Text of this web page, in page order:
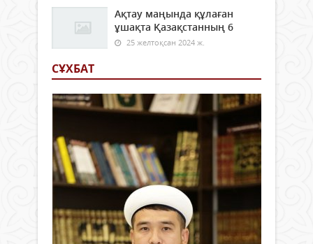
Ақтау маңында құлаған
ұшақта Қазақстанның 6
25 желтоқсан 2024 ж.
СҰХБАТ